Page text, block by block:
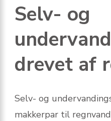
Selv- og
drevet af
Selv- og
makkerpar til